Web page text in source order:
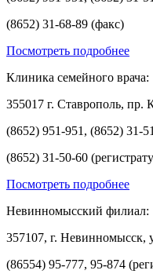
(8652) 31-68-89 (факс)
Посмотреть подробнее
Клиника семейного врача:
355017 г. Ставрополь,
(8652) 951-951, (8652) 31-
(8652) 31-50-60
Посмотреть подробнее
Невинномысский филиал:
357107, г. Невинномысск,
(86554) 95-777, 95-874